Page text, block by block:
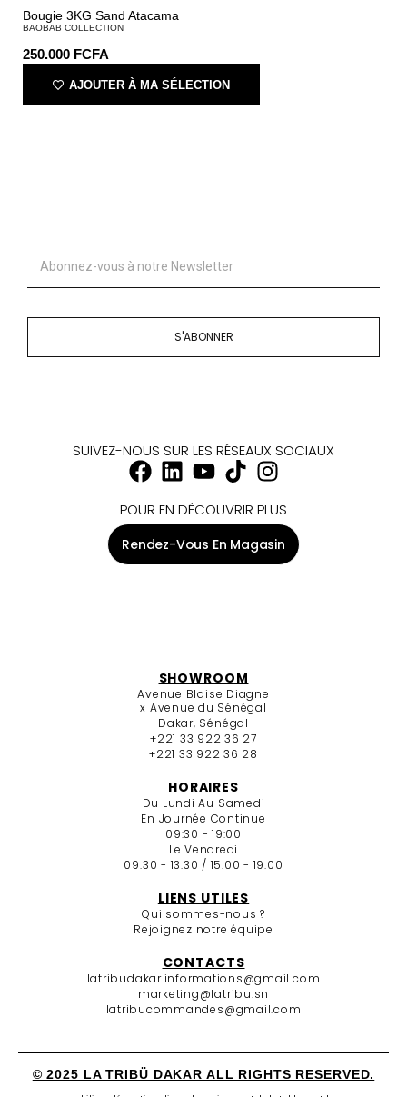
Bougie 3KG Sand Atacama
BAOBAB COLLECTION
250.000 FCFA
AJOUTER À MA SÉLECTION
S'ABONNER
SUIVEZ-NOUS SUR LES RÉSEAUX SOCIAUX
POUR EN DÉCOUVRIR PLUS
Rendez-Vous En Magasin
SHOWROOM
Avenue Blaise Diagne
x Avenue du Sénégal
Dakar, Sénégal
+221 33 922 36 27
+221 33 922 36 28
HORAIRES
Du Lundi Au Samedi
En Journée Continue
09:30 - 19:00
Le Vendredi
09:30 - 13:30 / 15:00 - 19:00
LIENS UTILES
Qui sommes-nous ?
Rejoignez notre équipe
CONTACTS
latribudakar.informations@gmail.com
marketing@latribu.sn
latribucommandes@gmail.com
© 2025 LA TRIBÜ DAKAR ALL RIGHTS RESERVED.